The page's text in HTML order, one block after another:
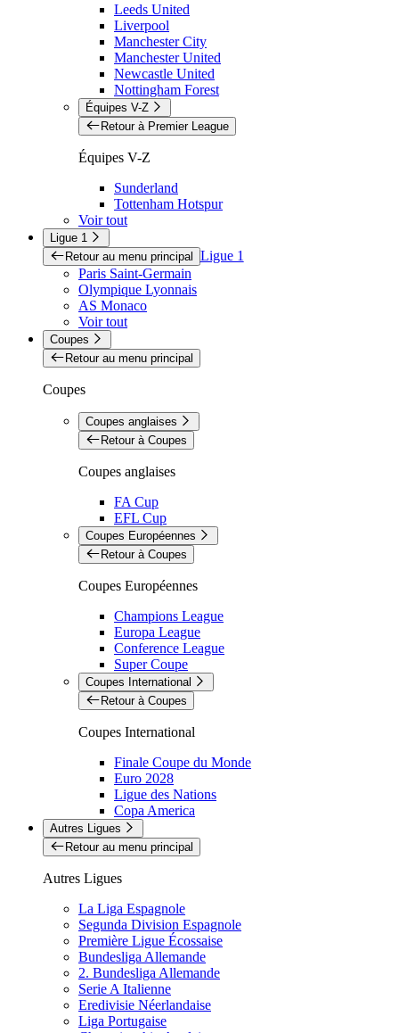
Leeds United
Liverpool
Manchester City
Manchester United
Newcastle United
Nottingham Forest
Équipes V-Z
Retour à Premier League
Équipes V-Z
Sunderland
Tottenham Hotspur
Voir tout
Ligue 1
Retour au menu principal Ligue 1
Paris Saint-Germain
Olympique Lyonnais
AS Monaco
Voir tout
Coupes
Retour au menu principal
Coupes
Coupes anglaises
Retour à Coupes
Coupes anglaises
FA Cup
EFL Cup
Coupes Européennes
Retour à Coupes
Coupes Européennes
Champions League
Europa League
Conference League
Super Coupe
Coupes International
Retour à Coupes
Coupes International
Finale Coupe du Monde
Euro 2028
Ligue des Nations
Copa America
Autres Ligues
Retour au menu principal
Autres Ligues
La Liga Espagnole
Segunda Division Espagnole
Première Ligue Écossaise
Bundesliga Allemande
2. Bundesliga Allemande
Serie A Italienne
Eredivisie Néerlandaise
Liga Portugaise